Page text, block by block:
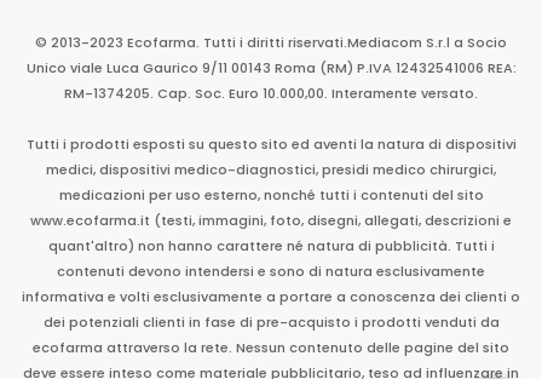
© 2013-2023 Ecofarma. Tutti i diritti riservati.Mediacom S.r.l a Socio
Unico viale Luca Gaurico 9/11 00143 Roma (RM) P.IVA 12432541006 REA:
RM-1374205. Cap. Soc. Euro 10.000,00. Interamente versato.
Tutti i prodotti esposti su questo sito ed aventi la natura di dispositivi
medici, dispositivi medico-diagnostici, presidi medico chirurgici,
medicazioni per uso esterno, nonché tutti i contenuti del sito
www.ecofarma.it (testi, immagini, foto, disegni, allegati, descrizioni e
quant'altro) non hanno carattere né natura di pubblicità. Tutti i
contenuti devono intendersi e sono di natura esclusivamente
informativa e volti esclusivamente a portare a conoscenza dei clienti o
dei potenziali clienti in fase di pre-acquisto i prodotti venduti da
ecofarma attraverso la rete. Nessun contenuto delle pagine del sito
deve essere inteso come materiale pubblicitario, teso ad influenzare in